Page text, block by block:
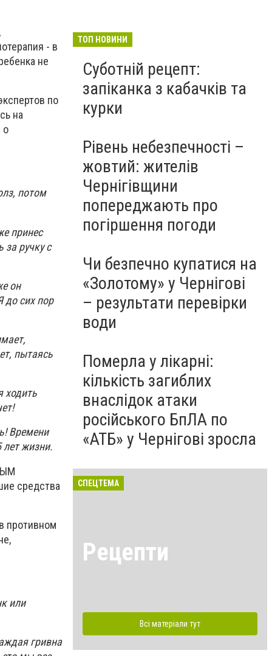
- в
не
по
на
о
потом
принес
ручку с
он
до сих пор
пытаясь
ходить
Времени
лет жизни.
средства
противном
или
гривна
ТОП НОВИНИ
Суботній рецепт:
запіканка з кабачків та
курки
Рівень небезпечності –
жовтий: жителів
Чернігівщини
попереджають про
погіршення погоди
Чи безпечно купатися на
«Золотому» у Чернігові
– результати перевірки
води
Померла у лікарні:
кількість загиблих
внаслідок атаки
російського БпЛА по
«АТБ» у Чернігові зросла
СПЕЦТЕМА
Рецепти
Всі матеріали тут